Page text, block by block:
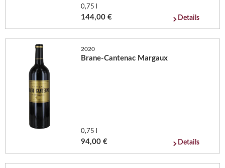
0,75 l
144,00 € Details
2020
Brane-Cantenac Margaux
0,75 l
94,00 € Details